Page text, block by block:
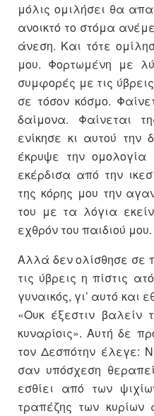
μόλις ομιλήσει θα
ανοικτό το στόμα
άνεση. Και τότε
μου. Φορτωμένη με
συμφορές με τις
σε τόσον κόσμο.
δαίμονα. Φαίνεται
ενίκησε κι αυτού την
έκρυψε την
εκέρδισα από την
της κόρης μου την
του με τα λόγια
εχθρόν του παιδιού μου.
Αλλά δεν ολίσθησε σε
τις ύβρεις η πίστις
γυναικός, γι’ αυτό και
«Ουκ έξεστιν βαλείν
κυναρίοις». Αυτή δε
τoν Δεσπότην έλεγε:
σαν υπόσχεση
εσθίει από των
τραπέζης των κυρίων